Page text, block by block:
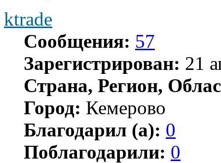
ktrade
Сообщения: 57
Зарегистрирован: 21
Страна, Регион,
Город: Кемерово
Благодарил (а): 0
Поблагодарили: 0